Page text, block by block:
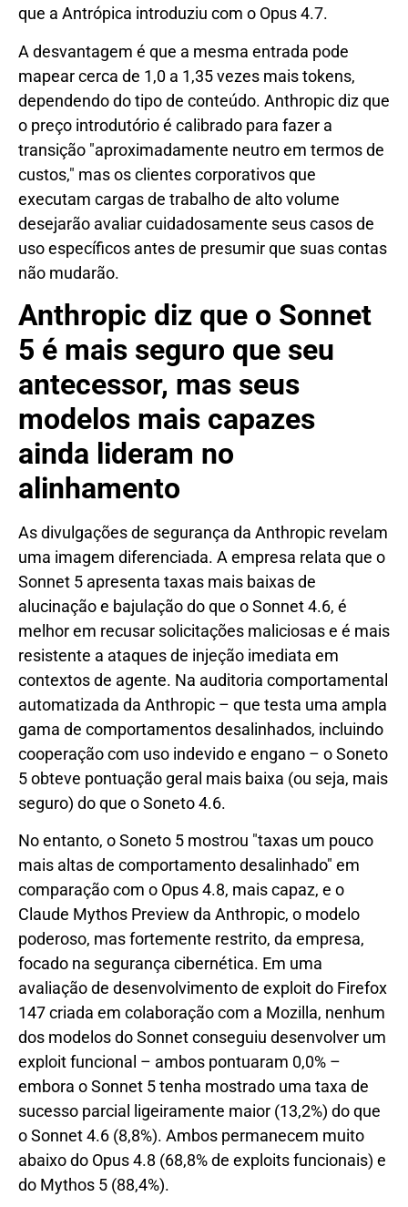
que a Antrópica introduziu com o Opus 4.7.
A desvantagem é que a mesma entrada pode
mapear cerca de 1,0 a 1,35 vezes mais tokens,
dependendo do tipo de conteúdo. Anthropic diz que
o preço introdutório é calibrado para fazer a
transição "aproximadamente neutro em termos de
custos," mas os clientes corporativos que
executam cargas de trabalho de alto volume
desejarão avaliar cuidadosamente seus casos de
uso específicos antes de presumir que suas contas
não mudarão.
Anthropic diz que o Sonnet
5 é mais seguro que seu
antecessor, mas seus
modelos mais capazes
ainda lideram no
alinhamento
As divulgações de segurança da Anthropic revelam
uma imagem diferenciada. A empresa relata que o
Sonnet 5 apresenta taxas mais baixas de
alucinação e bajulação do que o Sonnet 4.6, é
melhor em recusar solicitações maliciosas e é mais
resistente a ataques de injeção imediata em
contextos de agente. Na auditoria comportamental
automatizada da Anthropic – que testa uma ampla
gama de comportamentos desalinhados, incluindo
cooperação com uso indevido e engano – o Soneto
5 obteve pontuação geral mais baixa (ou seja, mais
seguro) do que o Soneto 4.6.
No entanto, o Soneto 5 mostrou "taxas um pouco
mais altas de comportamento desalinhado" em
comparação com o Opus 4.8, mais capaz, e o
Claude Mythos Preview da Anthropic, o modelo
poderoso, mas fortemente restrito, da empresa,
focado na segurança cibernética. Em uma
avaliação de desenvolvimento de exploit do Firefox
147 criada em colaboração com a Mozilla, nenhum
dos modelos do Sonnet conseguiu desenvolver um
exploit funcional – ambos pontuaram 0,0% –
embora o Sonnet 5 tenha mostrado uma taxa de
sucesso parcial ligeiramente maior (13,2%) do que
o Sonnet 4.6 (8,8%). Ambos permanecem muito
abaixo do Opus 4.8 (68,8% de exploits funcionais) e
do Mythos 5 (88,4%).